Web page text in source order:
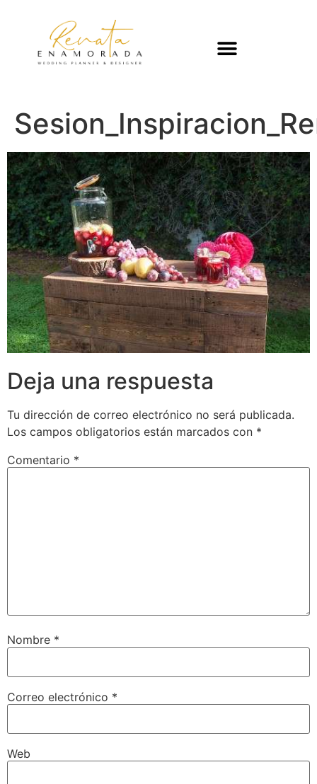
Deja una respuesta
Tu dirección de correo electrónico no será publicada.
Los campos obligatorios están marcados con *
Comentario *
Nombre *
Correo electrónico *
Web